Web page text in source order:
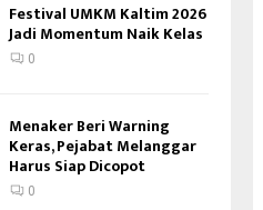
Festival UMKM Kaltim 2026
Jadi Momentum Naik Kelas
0
Menaker Beri Warning
Keras, Pejabat Melanggar
Harus Siap Dicopot
0